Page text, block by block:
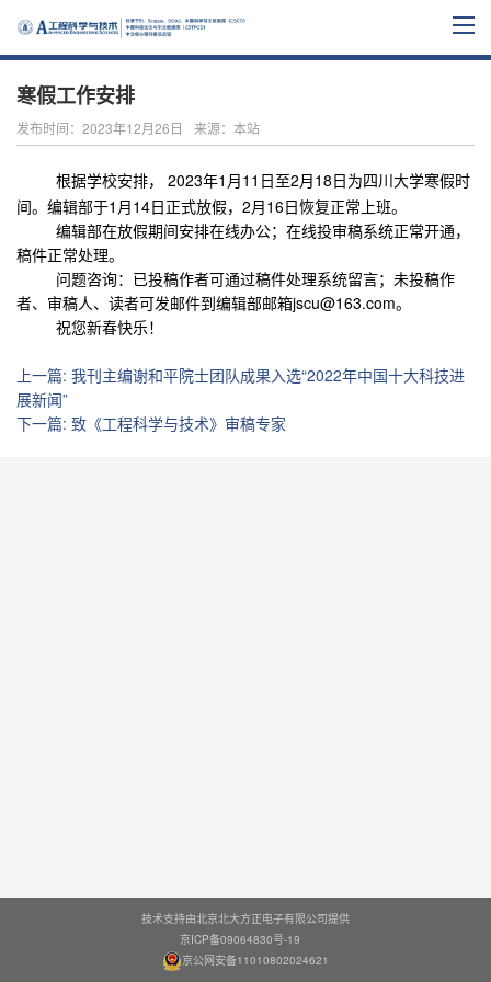
寒假工作安排
发布时间：2023年12月26日 来源：本站
根据学校安排， 2023年1月1 1 日至2月18日为四川大学寒假时
间。 编辑部于1月14日正式放假，2月16日恢复正常上班。
编辑部在放假期间安排在线办公； 在线投审稿系统正常开通，
稿件正常处理。
问题咨询： 已投稿作者可通过稿件处理系统留言； 未投稿作
者、审稿人、读者可发邮件到编辑部邮箱jscu@163.com。
祝您新春快乐！
上一篇: 我刊主编谢和平院士团队成果入选“2022年中国十大科技进
展新闻”
下一篇: 致《工程科学与技术》审稿专家
技术支持由北京北大方正电子有限公司提供
京ICP备09064830号-19
京公网安备11010802024621